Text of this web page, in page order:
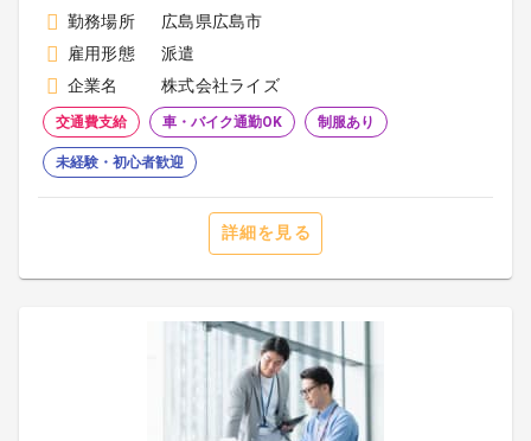
勤務場所
広島県広島市
雇用形態
派遣
企業名
株式会社ライズ
交通費支給 車・バイク通勤OK 制服あり
未経験・初心者歓迎
詳細を見る